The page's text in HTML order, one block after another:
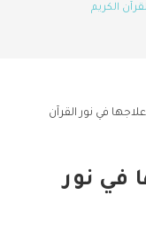
الكريم
في نور